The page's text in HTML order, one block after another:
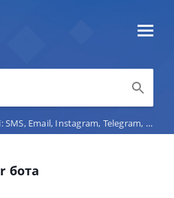
Instagram, Telegram, Viber, маркетплейс-чати, телефонія
бота